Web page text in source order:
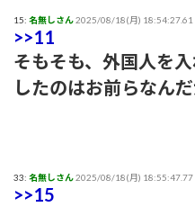
15: 名無しさん2025/08/18(月) 18:54:27.61
>>11
そもそも、外国人を
したのはお前らなんだ
33: 名無しさん2025/08/18(月) 18:55:47.77
>>15